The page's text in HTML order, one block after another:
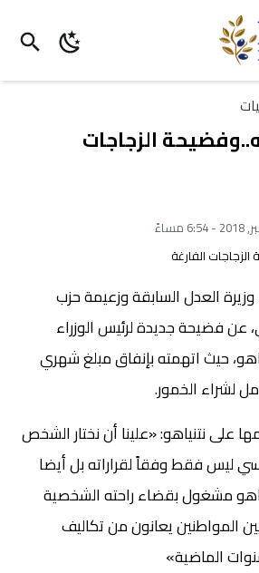
الزجاجات
العدل السابقة وزعيمة حزب
عن فضيحة جديدة لرئيس الوزراء
حيث اتهمته بإنفاق مبلغ شهري
لشراء الخمور.
على نتنياهو: «علينا أن نختار الشخص
ليس فقط وفقاً لقراراته بل أيضا
مشغول بقضاء راحته الشخصية
المواطنين يعانون من تكاليف